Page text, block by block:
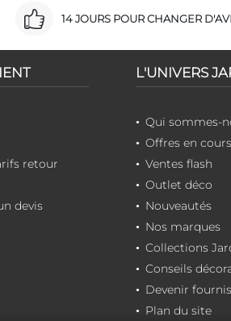
14 JOURS POUR CHANGER
retour
devis
L'UNIVERS
Qui sommes-
Offres en cours
Ventes flash
Outlet déco
Nouveautés
Nos marques
Collections
Conseils
Devenir
Plan du site